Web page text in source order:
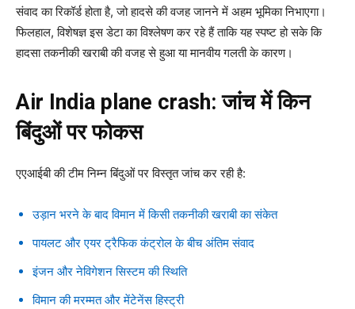
संवाद का रिकॉर्ड होता है, जो हादसे की वजह जानने में अहम भूमिका निभाएगा।
फिलहाल, विशेषज्ञ इस डेटा का विश्लेषण कर रहे हैं ताकि यह स्पष्ट हो सके कि
हादसा तकनीकी खराबी की वजह से हुआ या मानवीय गलती के कारण।
Air India plane crash: जांच में किन
बिंदुओं पर फोकस
एएआईबी की टीम निम्न बिंदुओं पर विस्तृत जांच कर रही है:
उड़ान भरने के बाद विमान में किसी तकनीकी खराबी का संकेत
पायलट और एयर ट्रैफिक कंट्रोल के बीच अंतिम संवाद
इंजन और नेविगेशन सिस्टम की स्थिति
विमान की मरम्मत और मेंटेनेंस हिस्ट्री